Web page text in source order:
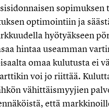
sopimuksen
optimointiin ja
hyötyäkseen
hintaa useamman
omaa kulutusta ei
voi jo riittää.
vähittäismyyjien
että